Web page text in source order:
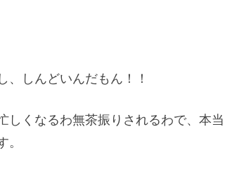
、しんどいんだもん！！
しくなるわ無茶振りされるわで、本当